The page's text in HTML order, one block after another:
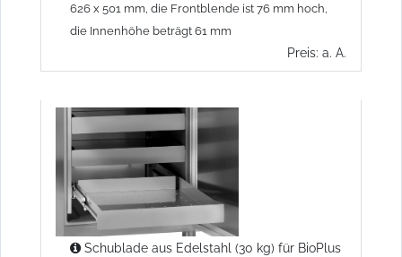
626 x 501 mm, die Frontblende ist 76 mm hoch,
die Innenhöhe beträgt 61 mm
Preis: a. A.
Schublade aus Edelstahl (30 kg) für BioPlus